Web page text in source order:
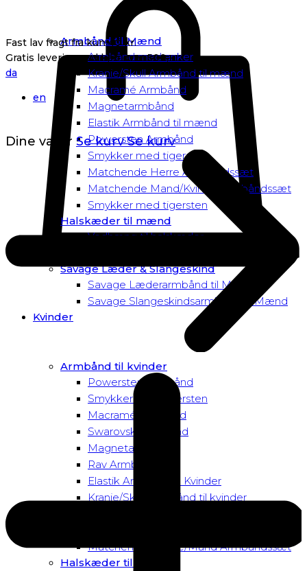
Armbånd til Mænd
Armbånd med anker
Kranie/Skull Armbånd til mænd
Macramé Armbånd
Magnetarmbånd
Elastik Armbånd til mænd
Powersten Armbånd
Smykker med tigersten
Matchende Herre Armbåndssæt
Matchende Mand/Kvinde Armbåndssæt
Smykker med tigersten
Halskæder til mænd
Vedhæng til halskæder
Savage Læder & Slangeskind
Savage Læderarmbånd til Mænd
Savage Slangeskindsarmbånd til Mænd
Kvinder
Armbånd til kvinder
Powersten Armbånd
Smykker med tigersten
Macramé Armbånd
Swarovski Armbånd
Magnetarmbånd
Rav Armbånd
Elastik Armbånd til Kvinder
Kranie/Skull Armbånd til kvinder
Matchende Kvinde/Mand Armbåndssæt
Halskæder til Kvinder
Fast lav fragt fra kun 40 kr.
Gratis levering ved køb over 500,-
da
en
Dine varer Se kurv Se kurv